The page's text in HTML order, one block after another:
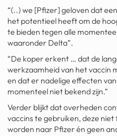
deepseek
groenland
geochelone yniphora
wibra
blokker
dubai chocolade
“(..) we [Pfizer] geloven dat
het potentieel heeft om de
te bieden tegen alle
waaronder Delta”.
“De koper erkent … dat de
werkzaamheid van het vaccin
en dat er nadelige effecten
momenteel niet bekend zijn.”
Verder blijkt dat overheden
vaccins te gebruiken, deze
worden naar Pfizer én geen